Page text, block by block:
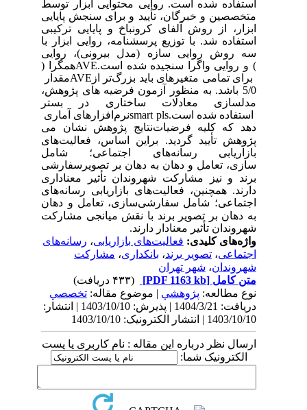
استفاده شده است. روایی محتوایی ابزار توسط
متخصصین و خبرگان، تأیید و برای سنجش پایایی
ابزار، از روش آلفای کرونباخ و پایایی ترکیبی
استفاده شد. با توزیع پرسشنامه، روایی ابزار با
سه روش روایی سازه (مدل بیرونی)، روایی
همگرا (AVE) و روایی واگرا سنجیده شده است.
مقدارAVE
برای تمامی متغیرهای باید بزرگ‌تر از
5/0 باشد. به منظور آزمون فرضیه ‌های پژوهش،
مدلسازی معادلات ساختاری در بستر
نرم‌افزارهای آماریsmart plsاستفاده شده است.
نتایج پژوهش نشان میدهد که کلیه فرضیات
پژوهش تأیید گردید. براین اساس، فعالیت‌های
بازاریابی رسانه‌های اجتماعی؛ شامل
سفارشیسازی، تعامل و دهان به دهان بر تصویر
برند و نیز مشارکت شهروندان تأثیر معناداری
دارند. همچنین، فعالیت‌های بازاریابی رسانه‌های
اجتماعی؛ شامل سفارشیسازی، تعامل و دهان
به دهان بر تصویر برند با نقش میانجی مشارکت
شهروندان تأثیر معنادار دارند.
واژه‌های کلیدی:فعالیت‌های بازاریابی،رسانه‌های
اجتماعی،تصویر برند ،بانکداری،مشارکت
شهروندان ،شهر تهران
متن کامل[PDF 1163 kb]
نوع مطالعه:پژوهشي| موضوع مقاله:تخصصي
دریافت: 1404/3/21 | پذیرش: 1403/10/10 | انتشار:
1403/10/10 | انتشار الکترونیک: 1403/10/10
ارسال نظر درباره این مقاله : نام کاربری یا پست
الکترونیک شما: